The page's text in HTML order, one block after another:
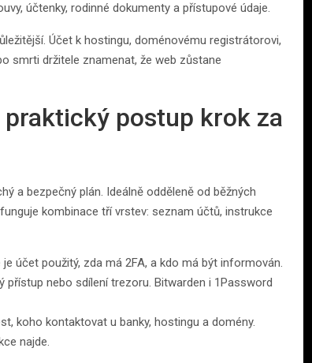
účtenky, rodinné dokumenty a přístupové údaje.
Účet k hostingu, doménovému registrátorovi,
smrti držitele znamenat, že web zůstane
postup krok za
a bezpečný plán. Ideálně odděleně od běžných
kombinace tří vrstev: seznam účtů, instrukce
účet použitý, zda má 2FA, a kdo má být informován.
nebo sdílení trezoru. Bitwarden i 1Password
koho kontaktovat u banky, hostingu a domény.
najde.